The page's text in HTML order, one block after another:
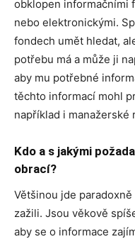
obklopen informačními
nebo elektronickými.
fondech umět hledat,
potřebu má a může ji
aby mu potřebné
těchto informací mohl
například i manažerské
Kdo a s jakými
obrací?
Většinou jde
zažili. Jsou věkově
aby se o informace